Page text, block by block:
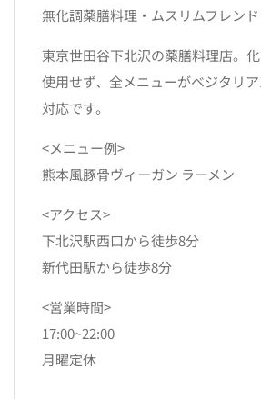
無化調薬膳料理・ムスリムフレン
東京世田谷下北沢の薬膳料理店。
使用せず、全メニューがベジタリ
対応です。
<メニュー例>
熊本風豚骨ヴィーガン ラーメン
<アクセス>
下北沢駅西口から徒歩8分
新代田駅から徒歩8分
<営業時間>
17:00~22:00
月曜定休